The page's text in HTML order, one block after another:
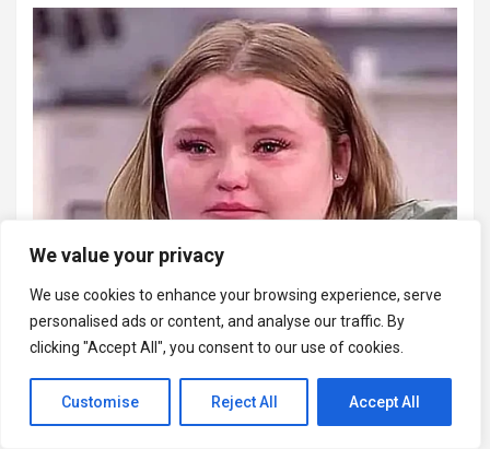
We value your privacy
We use cookies to enhance your browsing experience, serve
personalised ads or content, and analyse our traffic. By
clicking "Accept All", you consent to our use of cookies.
Customise Reject All Accept All